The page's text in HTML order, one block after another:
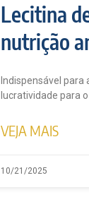
Lecitina
nutrição
Indispensável
lucratividade para
VEJA MAIS
10/21/2025